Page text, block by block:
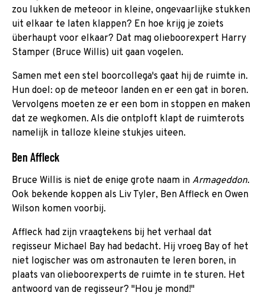
zou lukken de meteoor in kleine, ongevaarlijke stukken
uit elkaar te laten klappen? En hoe krijg je zoiets
überhaupt voor elkaar? Dat mag olieboorexpert Harry
Stamper (Bruce Willis) uit gaan vogelen.
Samen met een stel boorcollega's gaat hij de ruimte in.
Hun doel: op de meteoor landen en er een gat in boren.
Vervolgens moeten ze er een bom in stoppen en maken
dat ze wegkomen. Als die ontploft klapt de ruimterots
namelijk in talloze kleine stukjes uiteen.
Ben Affleck
Bruce Willis is niet de enige grote naam in Armageddon.
Ook bekende koppen als Liv Tyler, Ben Affleck en Owen
Wilson komen voorbij.
Affleck had zijn vraagtekens bij het verhaal dat
regisseur Michael Bay had bedacht. Hij vroeg Bay of het
niet logischer was om astronauten te leren boren, in
plaats van olieboorexperts de ruimte in te sturen. Het
antwoord van de regisseur? "Hou je mond!"